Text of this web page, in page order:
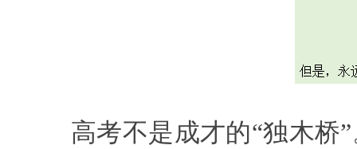
高考不是成才的“独木桥